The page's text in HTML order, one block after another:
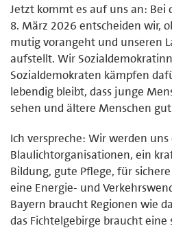
Jetzt kommt es auf uns an:
8. März 2026 entscheiden wir,
mutig vorangeht und unseren
aufstellt. Wir
Sozialdemokraten kämpfen
lebendig bleibt, dass junge
sehen und ältere Menschen
Ich verspreche: Wir werden
Blaulichtorganisationen, ein
Bildung, gute Pflege, für
eine Energie- und
Bayern braucht Regionen wie
das Fichtelgebirge braucht eine